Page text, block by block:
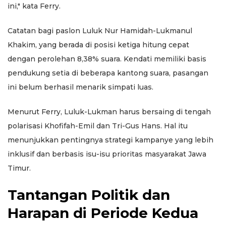
ini," kata Ferry.
Catatan bagi paslon Luluk Nur Hamidah-Lukmanul
Khakim, yang berada di posisi ketiga hitung cepat
dengan perolehan 8,38% suara. Kendati memiliki basis
pendukung setia di beberapa kantong suara, pasangan
ini belum berhasil menarik simpati luas.
Menurut Ferry, Luluk-Lukman harus bersaing di tengah
polarisasi Khofifah-Emil dan Tri-Gus Hans. Hal itu
menunjukkan pentingnya strategi kampanye yang lebih
inklusif dan berbasis isu-isu prioritas masyarakat Jawa
Timur.
Tantangan Politik dan
Harapan di Periode Kedua